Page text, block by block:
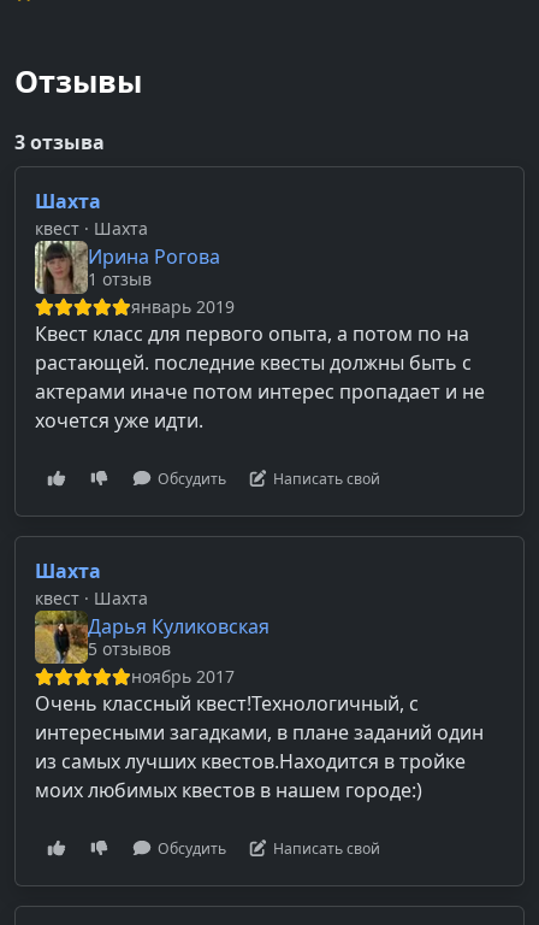
Отзывы
3 отзыва
Шахта
квест · Шахта
Ирина Рогова
1 отзыв
январь 2019
Квест класс для первого опыта, а потом по на
растающей. последние квесты должны быть с
актерами иначе потом интерес пропадает и не
хочется уже идти.
Обсудить Написать свой
Шахта
квест · Шахта
Дарья Куликовская
5 отзывов
ноябрь 2017
Очень классный квест!Технологичный, с
интересными загадками, в плане заданий один
из самых лучших квестов.Находится в тройке
моих любимых квестов в нашем городе:)
Обсудить Написать свой